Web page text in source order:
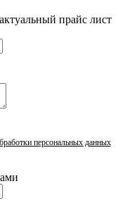
прайс лист
персональных данных